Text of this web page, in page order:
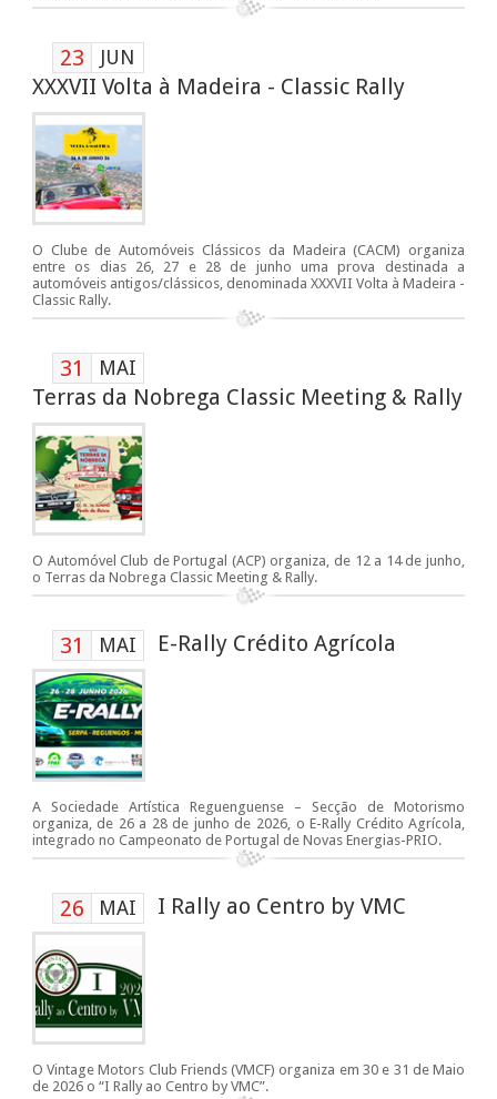
23 JUN
XXXVII Volta à Madeira - Classic Rally
O Clube de Automóveis Clássicos da Madeira (CACM) organiza
entre os dias 26, 27 e 28 de junho uma prova destinada a
automóveis antigos/clássicos, denominada XXXVII Volta à Madeira -
Classic Rally.
31 MAI
Terras da Nobrega Classic Meeting & Rally
O Automóvel Club de Portugal (ACP) organiza, de 12 a 14 de junho,
o Terras da Nobrega Classic Meeting & Rally.
31 MAI E-Rally Crédito Agrícola
A Sociedade Artística Reguenguense – Secção de Motorismo
organiza, de 26 a 28 de junho de 2026, o E-Rally Crédito Agrícola,
integrado no Campeonato de Portugal de Novas Energias-PRIO.
26 MAI I Rally ao Centro by VMC
O Vintage Motors Club Friends (VMCF) organiza em 30 e 31 de Maio
de 2026 o “I Rally ao Centro by VMC”.